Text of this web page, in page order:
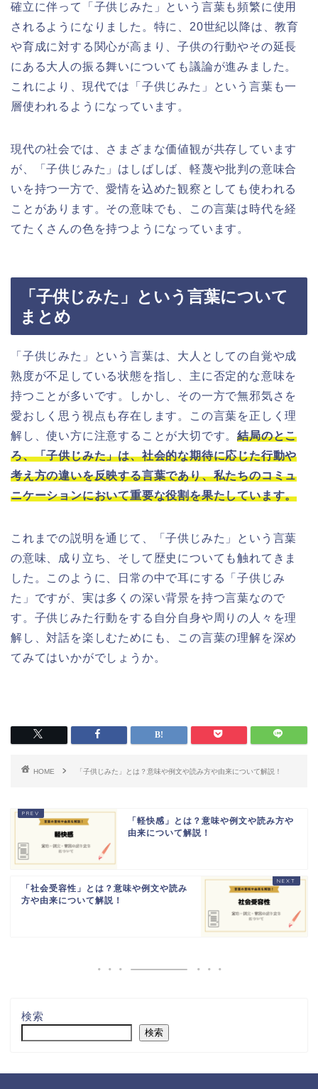
確立に伴って「子供じみた」という言葉も頻繁に使用
されるようになりました。特に、20世紀以降は、教育
や育成に対する関心が高まり、子供の行動やその延長
にある大人の振る舞いについても議論が進みました。
これにより、現代では「子供じみた」という言葉も一
層使われるようになっています。
現代の社会では、さまざまな価値観が共存しています
が、「子供じみた」はしばしば、軽蔑や批判の意味合
いを持つ一方で、愛情を込めた観察としても使われる
ことがあります。その意味でも、この言葉は時代を経
てたくさんの色を持つようになっています。
「子供じみた」という言葉について
まとめ
「子供じみた」という言葉は、大人としての自覚や成
熟度が不足している状態を指し、主に否定的な意味を
持つことが多いです。しかし、その一方で無邪気さを
愛おしく思う視点も存在します。この言葉を正しく理
解し、使い方に注意することが大切です。結局のとこ
ろ、「子供じみた」は、社会的な期待に応じた行動や
考え方の違いを反映する言葉であり、私たちのコミュ
ニケーションにおいて重要な役割を果たしています。
これまでの説明を通じて、「子供じみた」という言葉
の意味、成り立ち、そして歴史についても触れてきま
した。このように、日常の中で耳にする「子供じみ
た」ですが、実は多くの深い背景を持つ言葉なので
す。子供じみた行動をする自分自身や周りの人々を理
解し、対話を楽しむためにも、この言葉の理解を深め
てみてはいかがでしょうか。
HOME 「子供じみた」とは？意味や例文や読み方や由来について解説！
「軽快感」とは？意味や例文や読み方や
由来について解説！
「社会受容性」とは？意味や例文や読み
方や由来について解説！
検索
検索